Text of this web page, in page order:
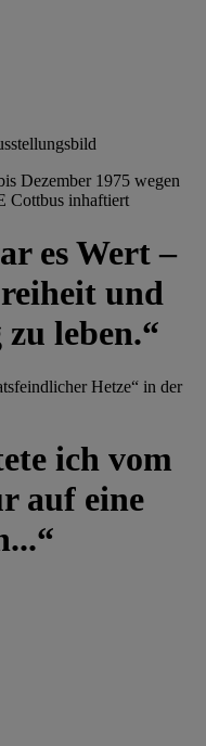
Dezember 1975 wegen
Cottbus inhaftiert
es Wert –
und
leben.“
Hetze“ in der
ich vom
auf eine